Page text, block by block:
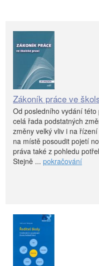
Zákoník práce ve
Od posledního vydání
celá řada podstatných
změny velký vliv i na
na místě posoudit pojetí
práva také z pohledu
Stejně ... pokračování